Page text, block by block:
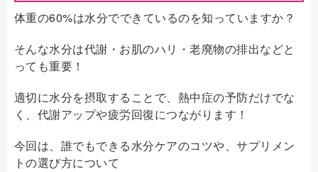
体重の60%は水分でできているのを知っていますか？
そんな水分は代謝・お肌のハリ・老廃物の排出などと
っても重要！
適切に水分を摂取することで、熱中症の予防だけでな
く、代謝アップや疲労回復につながります！
今回は、誰でもできる水分ケアのコツや、サプリメン
トの選び方について